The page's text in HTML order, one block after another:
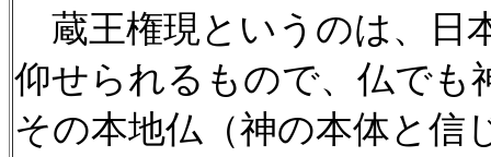
蔵王権現というのは、日
仰せられるもので、仏でも
その本地仏（神の本体と信